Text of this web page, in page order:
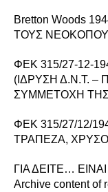
Bretton Woods
ΤΟΥΣ
ΦΕΚ 315/27-12-
(ΙΔΡΥΣΗ Δ.Ν.Τ. –
ΣΥΜΜΕΤΟΧΗ
ΦΕΚ 315/27/12/
ΤΡΑΠΕΖΑ,
ΓΙΑ ΔΕΙΤΕ…
Archive content of